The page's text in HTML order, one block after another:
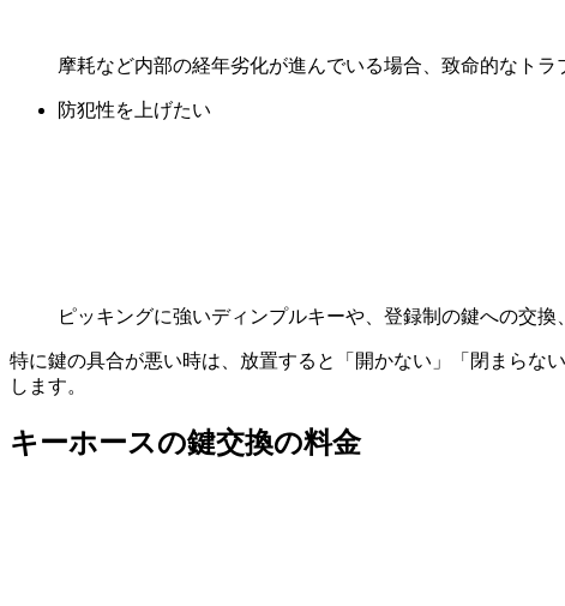
摩耗など内部の経年劣化が進んでいる場合、致命的なトラ
防犯性を上げたい
ピッキングに強いディンプルキーや、登録制の鍵への交
特に鍵の具合が悪い時は、放置すると「開かない」「閉まらな
します。
キーホースの鍵交換の料金